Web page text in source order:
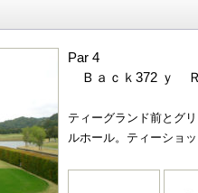
Par 4
Ｂａｃｋ372 ｙ
ティーグランド前とグ
ルホール。ティーショ